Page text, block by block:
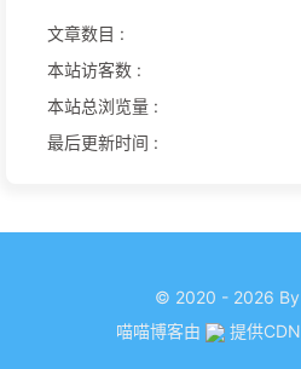
文章数目 :
本站访客数 :
本站总浏览量 :
最后更新时间 :
© 2020 - 2026 By
喵喵博客由
提供